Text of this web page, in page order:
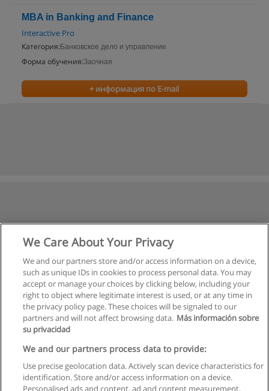
MBA in Banking and Finance
Interactive Pro
Категория: Банковское дело и управление
Форма обучения:Заочная
+ информация по E-mail
Правила пользования
We Care About Your Privacy
We and our partners store and/or access information on a device,
such as unique IDs in cookies to process personal data. You may
accept or manage your choices by clicking below, including your
right to object where legitimate interest is used, or at any time in
the privacy policy page. These choices will be signaled to our
partners and will not affect browsing data. Más información sobre
su privacidad
We and our partners process data to provide:
Use precise geolocation data. Actively scan device characteristics for
identification. Store and/or access information on a device.
Personalised ads and content, ad and content measurement,